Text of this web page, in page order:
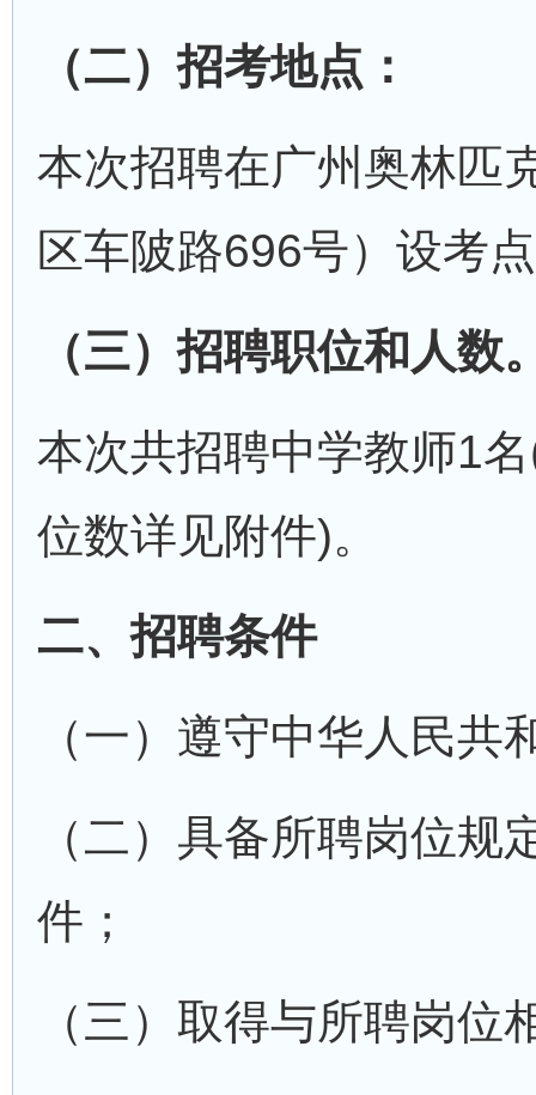
（二）招考地点：
本次招聘在广州奥林匹
区车陂路696号）设考
（三）招聘职位和人数
本次共招聘中学教师1
位数详见附件)。
二、招聘条件
（一）遵守中华人民
（二）具备所聘岗位
件；
（三）取得与所聘岗位